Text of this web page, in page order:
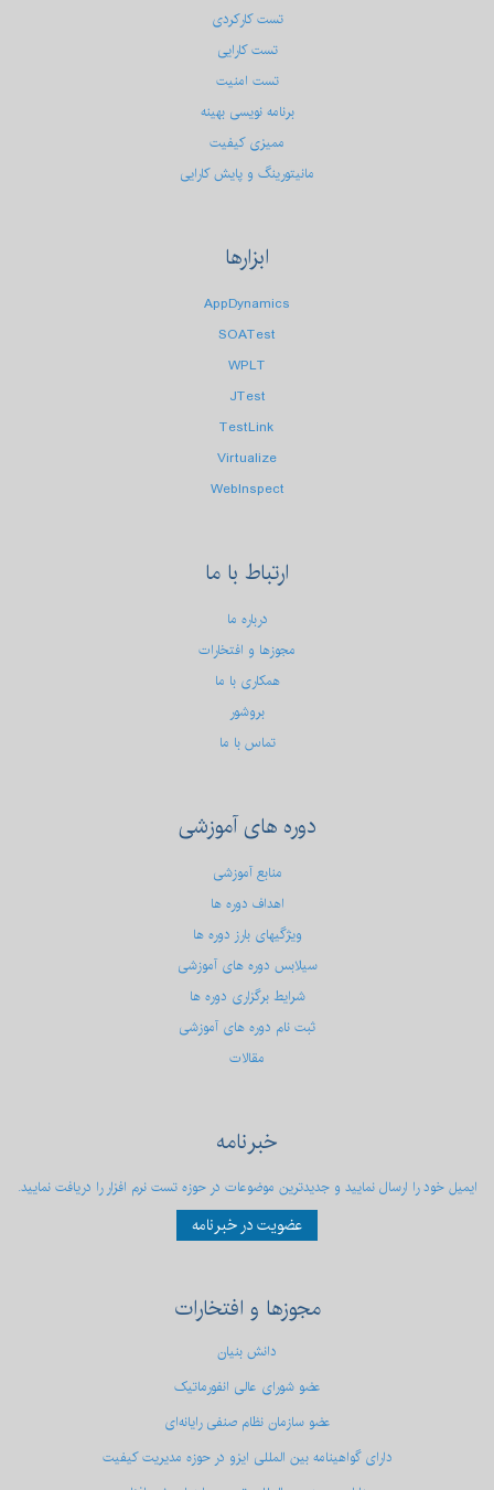
تست کارکردی
تست كارایی
تست امنیت
برنامه نویسی بهینه
ممیزی کیفیت
مانیتورینگ و پایش کارایی
ابزارها
AppDynamics
SOATest
WPLT
JTest
TestLink
Virtualize
WebInspect
ارتباط با ما
درباره ما
مجوزها و افتخارات
همکاری با ما
بروشور
تماس با ما
دورههای آموزشی
منابع آموزشی
اهداف دوره ها
ویژگیهای بارز دوره ها
سیلابس دوره های آموزشی
شرایط برگزاری دوره ها
ثبت نام دوره های آموزشی
مقالات
خبرنامه
ایمیل خود را ارسال نمایید و جدیدترین موضوعات در حوزه تست نرم افزار را دریافت نمایید.
عضویت در خبرنامه
مجوزها و افتخارات
دانش بنیان
عضو شورای عالی انفورماتیک
عضو سازمان نظام صنفی رایانه‌ای
دارای گواهینامه بین المللی ایزو در حوزه مدیریت کیفیت